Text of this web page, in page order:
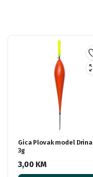
Gica Plovak model Drina
3g
3,00 KM